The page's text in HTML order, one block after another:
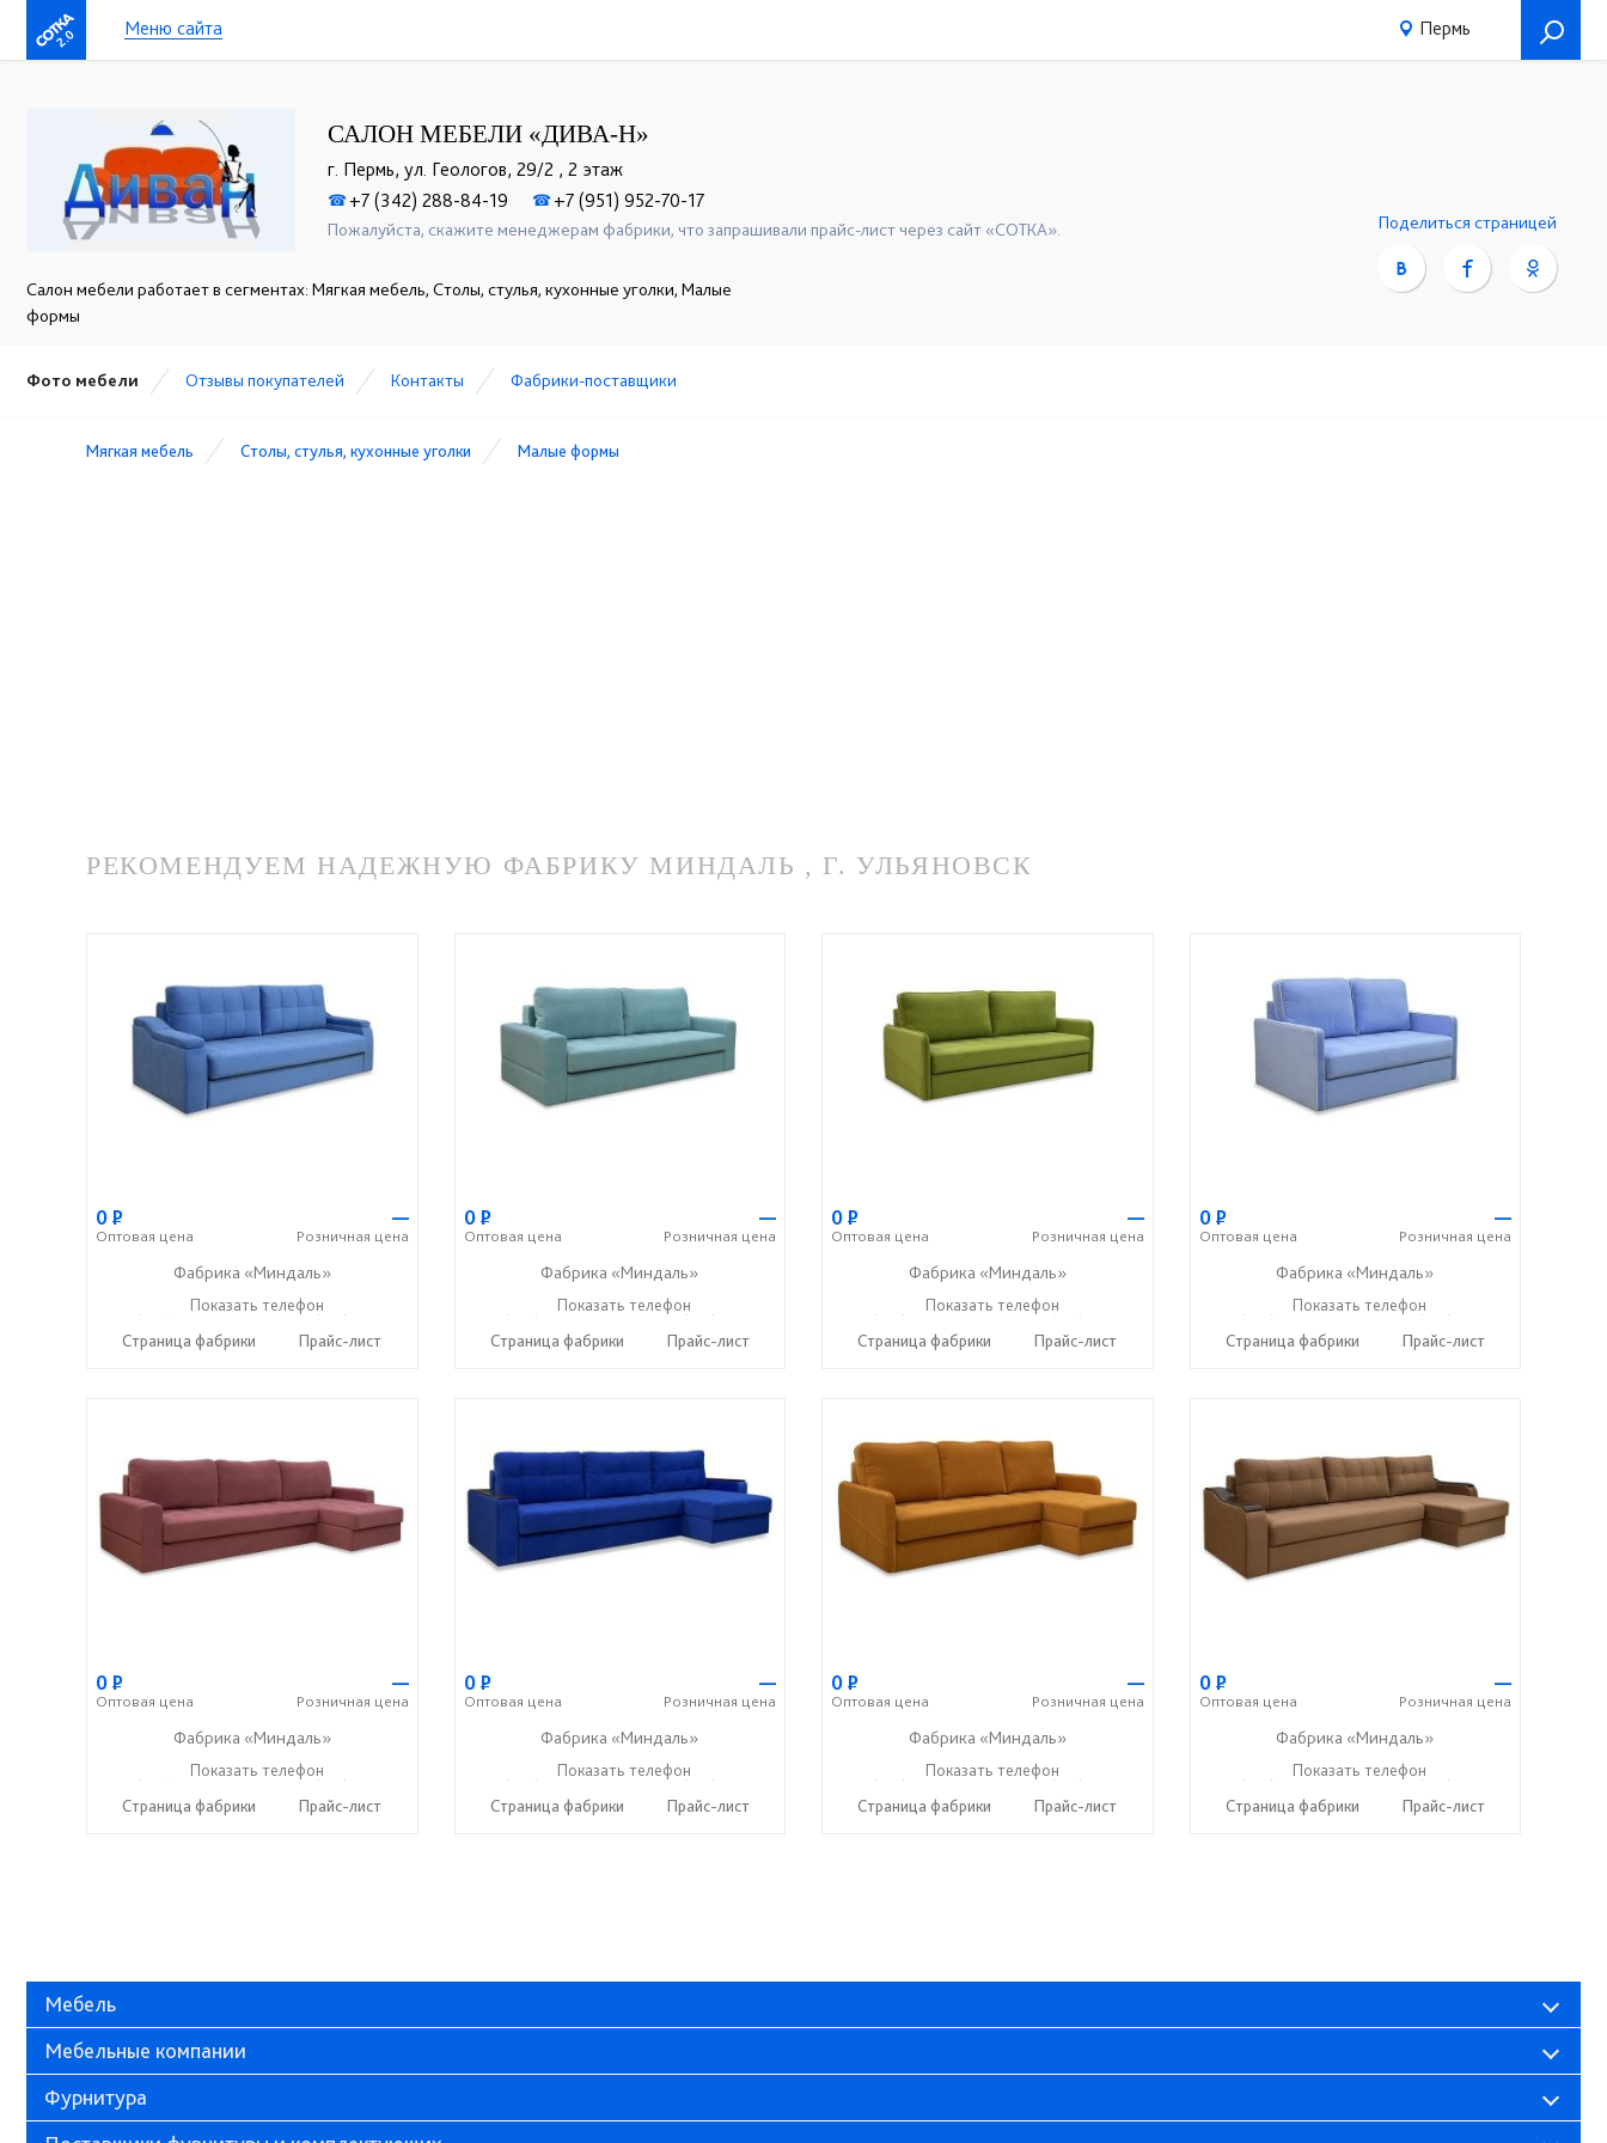
2.0 Меню сайта Пермь
САЛОН МЕБЕЛИ «ДИВА-Н»
г. Пермь, ул. Геологов, 29/2 , 2 этаж
☎+7 (342) 288-84-19 ☎+7 (951) 952-70-17
Пожалуйста, скажите менеджерам фабрики, что запрашивали прайс-лист через сайт «СОТКА».
Салон мебели работает в сегментах: Мягкая мебель, Столы, стулья, кухонные уголки, Малые
формы
Поделиться страницей
Фото мебели Отзывы покупателей Контакты Фабрики-поставщики
Мягкая мебель Столы, стулья, кухонные уголки Малые формы
РЕКОМЕНДУЕМ НАДЕЖНУЮ ФАБРИКУ МИНДАЛЬ , Г. УЛЬЯНОВСК
0Р
Оптовая цена
—
Розничная цена
Фабрика «Миндаль»
+7 (927) 630-62-82 ☎+7 (917) 638-44-17
Показать телефон
Страница фабрики
Прайс-лист
0Р
Оптовая цена
—
Розничная цена
Фабрика «Миндаль»
+7 (927) 630-62-82 ☎+7 (917) 638-44-17
Показать телефон
Страница фабрики
Прайс-лист
0Р
Оптовая цена
—
Розничная цена
Фабрика «Миндаль»
+7 (927) 630-62-82 ☎+7 (917) 638-44-17
Показать телефон
Страница фабрики
Прайс-лист
0Р
Оптовая цена
—
Розничная цена
Фабрика «Миндаль»
+7 (927) 630-62-82 ☎+7 (917) 638-44-17
Показать телефон
Страница фабрики
Прайс-лист
0Р
Оптовая цена
—
Розничная цена
Фабрика «Миндаль»
+7 (927) 630-62-82 ☎+7 (917) 638-44-17
Показать телефон
Страница фабрики
Прайс-лист
0Р
Оптовая цена
—
Розничная цена
Фабрика «Миндаль»
+7 (927) 630-62-82 ☎+7 (917) 638-44-17
Показать телефон
Страница фабрики
Прайс-лист
0Р
Оптовая цена
—
Розничная цена
Фабрика «Миндаль»
+7 (927) 630-62-82 ☎+7 (917) 638-44-17
Показать телефон
Страница фабрики
Прайс-лист
0Р
Оптовая цена
—
Розничная цена
Фабрика «Миндаль»
+7 (927) 630-62-82 ☎+7 (917) 638-44-17
Показать телефон
Страница фабрики
Прайс-лист
Мебель
Мебельные компании
Фурнитура